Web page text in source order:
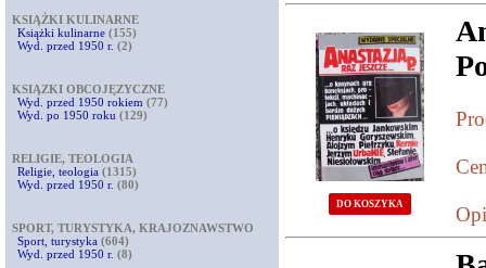
KSIĄŻKI KULINARNE
Książki kulinarne (155)
Wyd. przed 1950 r. (2)
KSIĄZKI OBCOJĘZYCZNE
Wyd. przed 1950 rokiem (77)
Wyd. po 1950 roku (129)
RELIGIE, TEOLOGIA
Religie, teologia (1315)
Wyd. przed 1950 r. (80)
SPORT, TURYSTYKA, KRAJOZNAWSTWO
Sport, turystyka (604)
Wyd. przed 1950 r. (8)
DO KOSZYKA